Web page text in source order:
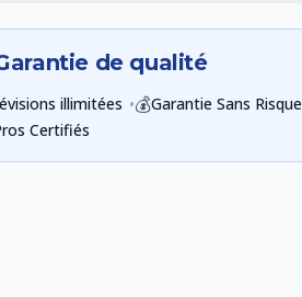
de qualité
illimitées •💰Garantie Sans Risque
Certifiés